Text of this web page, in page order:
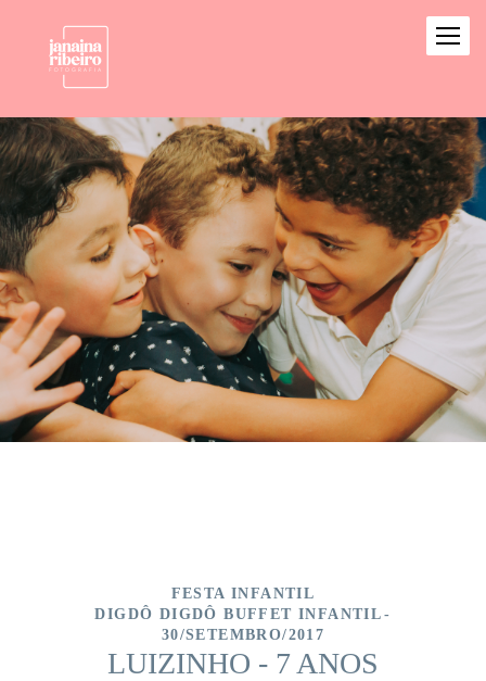
FESTA INFANTIL
DIGDÔ DIGDÔ BUFFET INFANTIL
30/SETEMBRO/2017
LUIZINHO - 7 ANOS